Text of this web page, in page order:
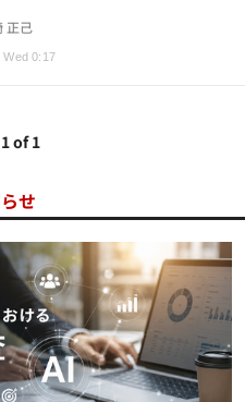
Wed 0:17
正己
of 1
せ